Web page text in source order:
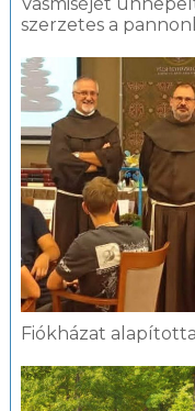
Vasmiséjét
szerzetes a
Fiókházat